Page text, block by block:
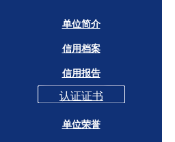
单位简介
信用档案
信用报告
认证证书
单位荣誉